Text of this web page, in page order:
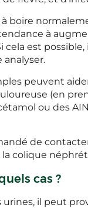
boire
à
cela est
analyser.
peuvent
(en
ou des
de
colique
cas ?
urines, il peut